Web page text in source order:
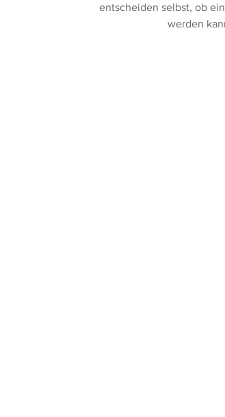
entscheiden selbst, ob
werden